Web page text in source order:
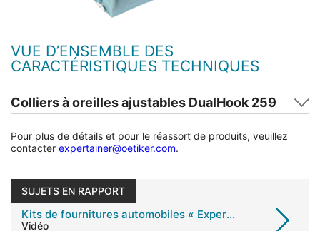
VUE D’ENSEMBLE DES
CARACTÉRISTIQUES TECHNIQUES
Colliers à oreilles ajustables DualHook 259
Pour plus de détails et pour le réassort de produits, veuillez
contacter expertainer@oetiker.com.
SUJETS EN RAPPORT
Kits de fournitures automobiles « Expertainer »
Vidéo